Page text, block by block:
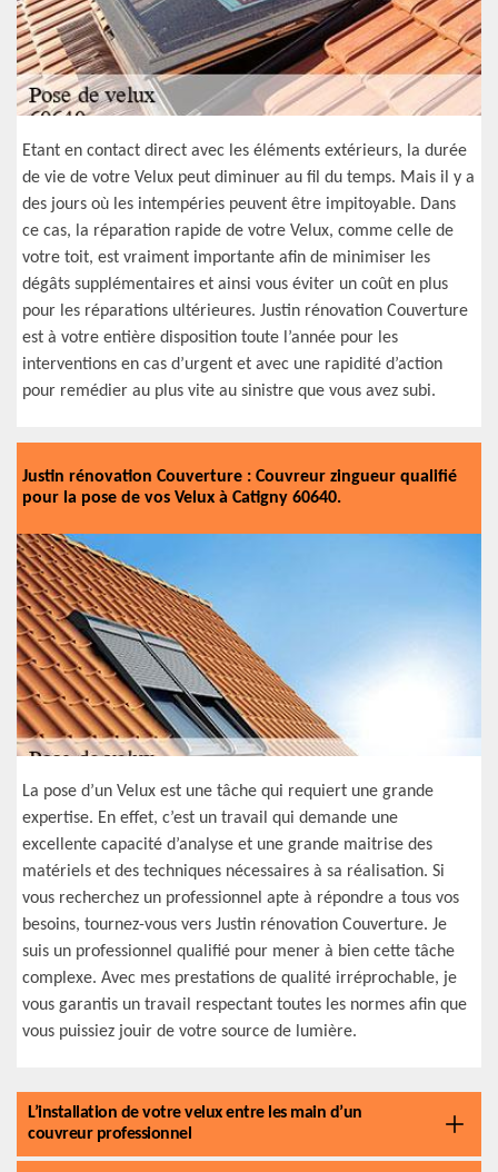
Etant en contact direct avec les éléments extérieurs, la durée
de vie de votre Velux peut diminuer au fil du temps. Mais il y a
des jours où les intempéries peuvent être impitoyable. Dans
ce cas, la réparation rapide de votre Velux, comme celle de
votre toit, est vraiment importante afin de minimiser les
dégâts supplémentaires et ainsi vous éviter un coût en plus
pour les réparations ultérieures. Justin rénovation Couverture
est à votre entière disposition toute l’année pour les
interventions en cas d’urgent et avec une rapidité d’action
pour remédier au plus vite au sinistre que vous avez subi.
Justin rénovation Couverture : Couvreur zingueur qualifié
pour la pose de vos Velux à Catigny 60640.
La pose d’un Velux est une tâche qui requiert une grande
expertise. En effet, c’est un travail qui demande une
excellente capacité d’analyse et une grande maitrise des
matériels et des techniques nécessaires à sa réalisation. Si
vous recherchez un professionnel apte à répondre a tous vos
besoins, tournez-vous vers Justin rénovation Couverture. Je
suis un professionnel qualifié pour mener à bien cette tâche
complexe. Avec mes prestations de qualité irréprochable, je
vous garantis un travail respectant toutes les normes afin que
vous puissiez jouir de votre source de lumière.
L’installation de votre velux entre les main d’un
couvreur professionnel